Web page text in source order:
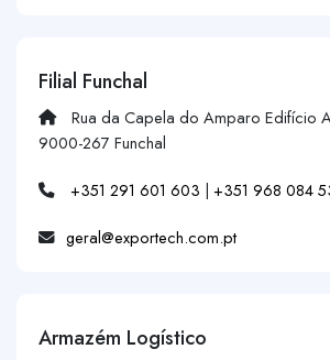
Filial Funchal
Rua da Capela do Amparo Edifício
9000-267 Funchal
+351 291 601 603 | +351 968 084
geral@exportech.com.pt
Armazém Logístico